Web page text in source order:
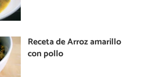
Receta de Arroz amarillo
con pollo